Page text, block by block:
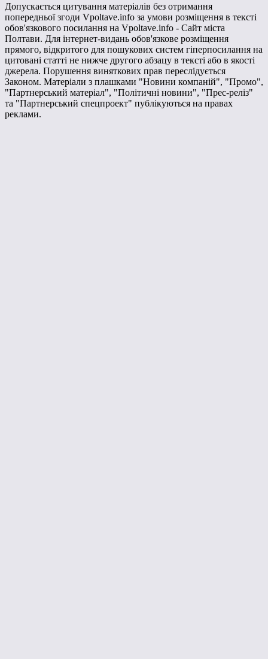
Допускається цитування матеріалів без отримання
попередньої згоди Vpoltave.info за умови розміщення в тексті
обов'язкового посилання на Vpoltave.info - Сайт міста
Полтави. Для інтернет-видань обов'язкове розміщення
прямого, відкритого для пошукових систем гіперпосилання на
цитовані статті не нижче другого абзацу в тексті або в якості
джерела. Порушення виняткових прав переслідується
Законом. Матеріали з плашками "Новини компаній", "Промо",
"Партнерський матеріал", "Політичні новини", "Прес-реліз"
та "Партнерський спецпроект" публікуються на правах
реклами.